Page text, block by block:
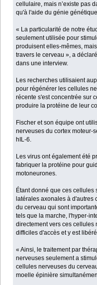
cellulaire, mais n’existe pas
qu'à l'aide du génie
« La particularité de notre
seulement utilisée pour
produisent elles-mêmes,
travers le cerveau », a
dans une interview.
Les recherches utilisaient
pour régénérer les cellules
récente s'est concentrée sur
produire la protéine de leur
Fischer et son équipe ont
nerveuses du cortex moteur-
hIL-6.
Les virus ont également été
fabriquer la protéine pour
motoneurones.
Étant donné que ces
latérales axonales à
du cerveau qui sont
tels que la marche, l'hyper-
directement vers ces
difficiles d'accès et y est
« Ainsi, le traitement par
nerveuses seulement a
cellules nerveuses du
moelle épinière